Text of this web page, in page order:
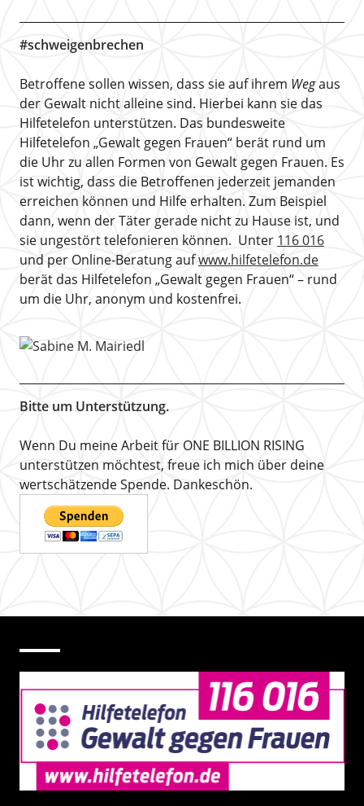
#schweigenbrechen
Betroffene sollen wissen, dass sie auf ihrem Wegaus
der Gewalt nicht alleine sind. Hierbei kann sie das
Hilfetelefon unterstützen. Das bundesweite
Hilfetelefon „Gewalt gegen Frauen“ berät rund um
die Uhr zu allen Formen von Gewalt gegen Frauen. Es
ist wichtig, dass die Betroffenen jederzeit jemanden
erreichen können und Hilfe erhalten. Zum Beispiel
dann, wenn der Täter gerade nicht zu Hause ist, und
sie ungestört telefonieren können. Unter 116 016
und per Online-Beratung aufwww.hilfetelefon.de
berät das Hilfetelefon „Gewalt gegen Frauen“ – rund
um die Uhr, anonym und kostenfrei.
Bitte um Unterstützung.
Wenn Du meine Arbeit für ONE BILLION RISING
unterstützen möchtest, freue ich mich über deine
wertschätzende Spende. Dankeschön.